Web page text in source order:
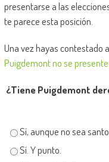
presentarse a las
te parece esta posición.
Una vez hayas contestado
Puigdemont no se
¿Tiene Puigdemont
Sí, aunque no sea
Sí. Y punto.